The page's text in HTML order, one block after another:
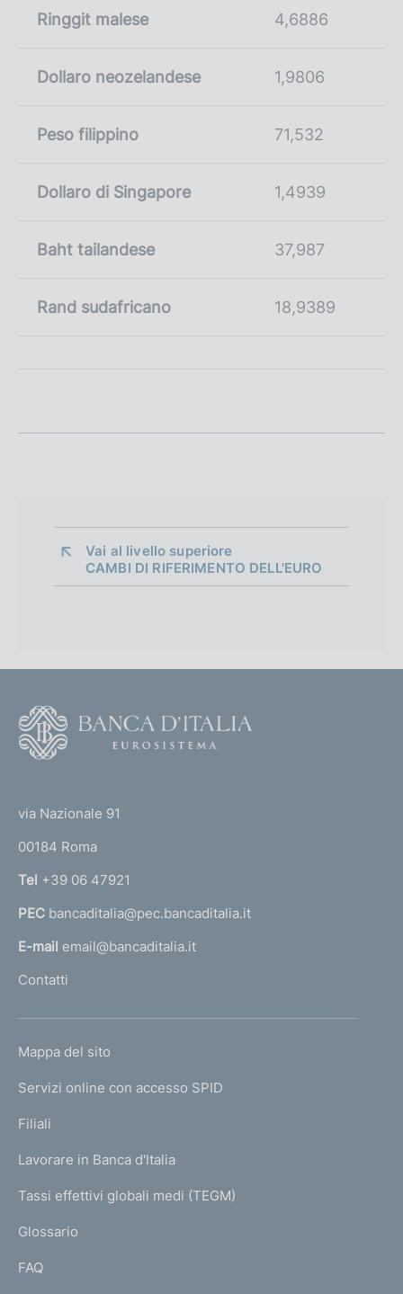
Ringgit malese 4,6886
Dollaro neozelandese 1,9806
Peso filippino 71,532
Dollaro di Singapore 1,4939
Baht tailandese 37,987
Rand sudafricano 18,9389
Vai al livello superiore
CAMBI DI RIFERIMENTO DELL'EURO
r
n
a
l
'
m
e
a
g
via Nazionale 91
00184 Roma
Tel +39 06 47921
PEC bancaditalia@pec.bancaditalia.it
E-mail email@bancaditalia.it
Contatti
L
N
K
T
I
I
Mappa del sito
Servizi online con accesso SPID
Filiali
Lavorare in Banca d'Italia
Tassi effettivi globali medi (TEGM)
Glossario
FAQ